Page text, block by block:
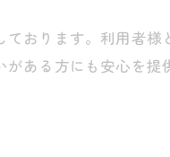
おります。利用者
ある方にも安心を